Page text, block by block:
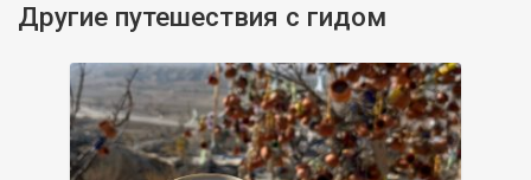
Другие путешествия с гидом